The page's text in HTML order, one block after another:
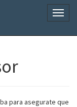
para asegurate que